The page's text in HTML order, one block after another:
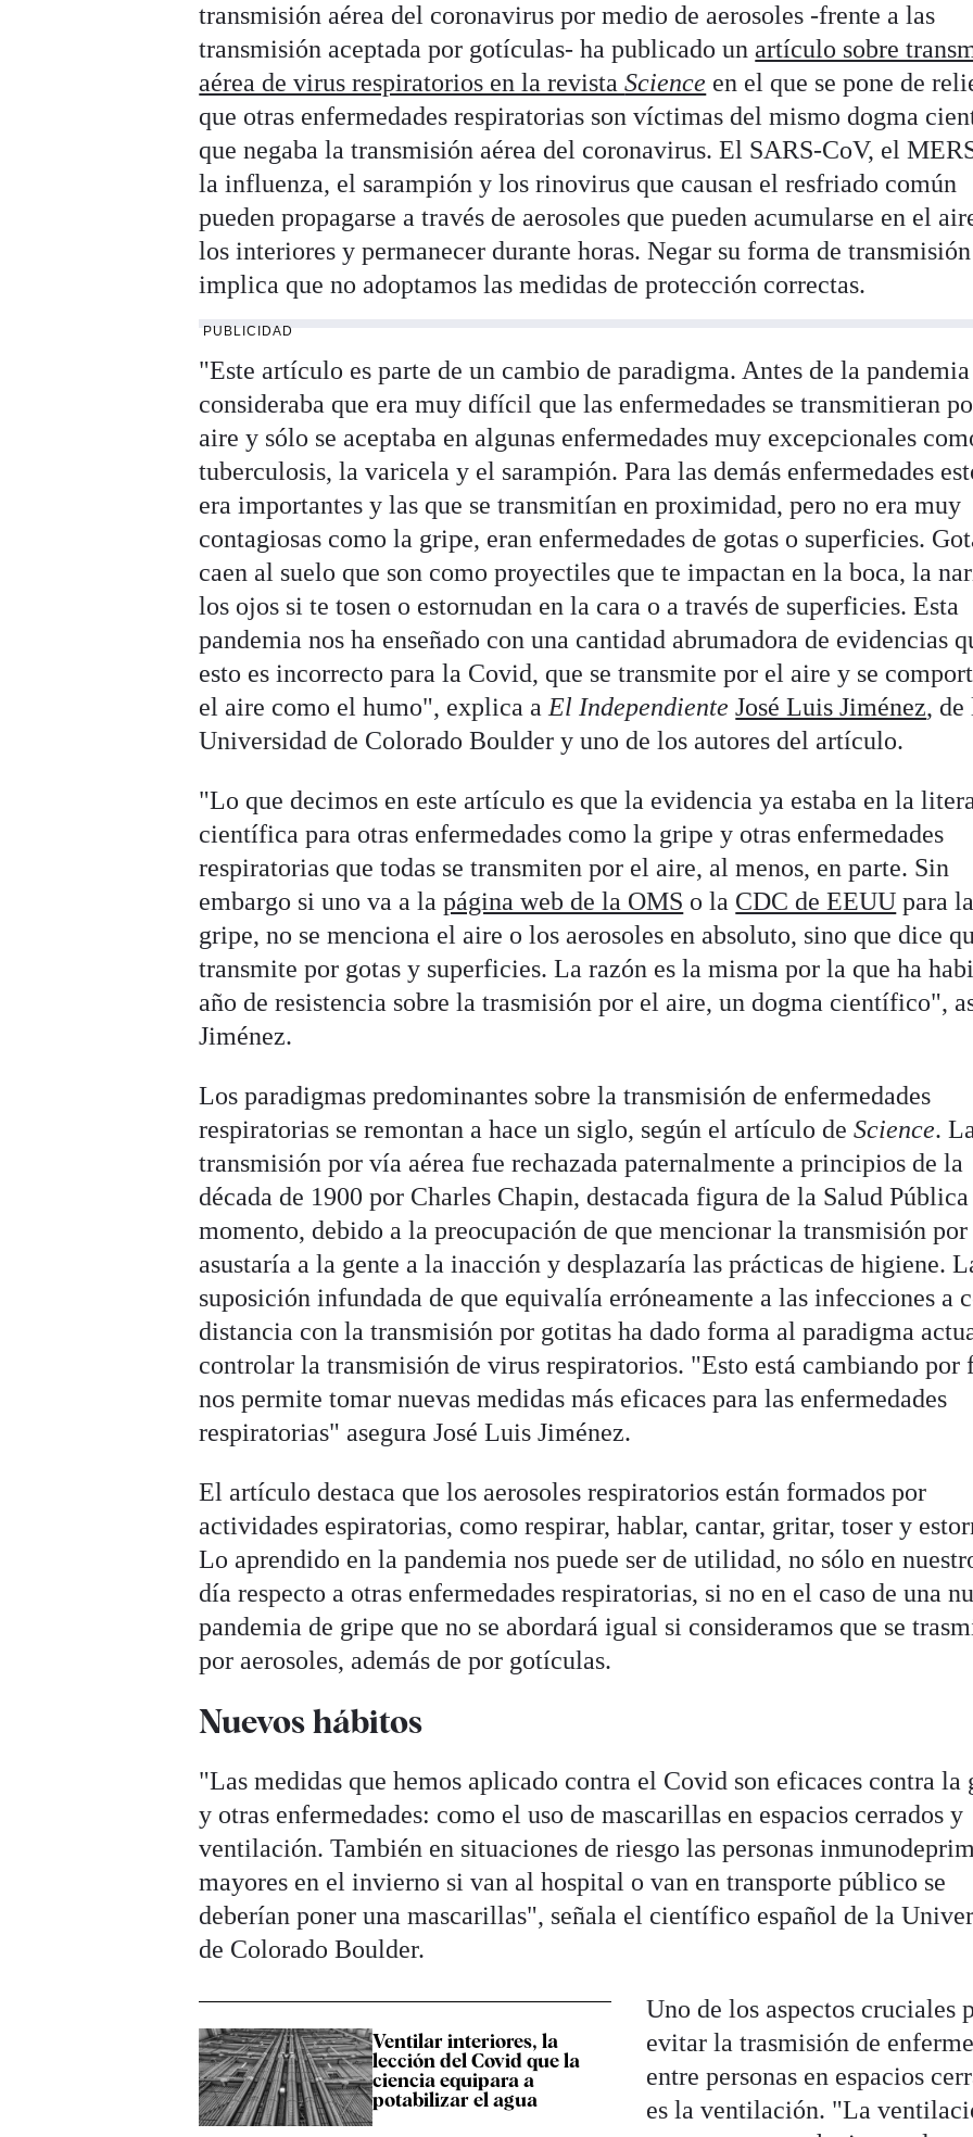
transmisión aérea del coronavirus por medio de aerosoles -frente a las
transmisión aceptada por gotículas- ha publicado un artículo sobre
aérea de virus respiratorios en la revistaScience en el que se pone de
que otras enfermedades respiratorias son víctimas del mismo dogma
que negaba la transmisión aérea del coronavirus. El SARS-CoV, el
la influenza, el sarampión y los rinovirus que causan el resfriado común
pueden propagarse a través de aerosoles que pueden acumularse en el
los interiores y permanecer durante horas. Negar su forma de transmisión
implica que no adoptamos las medidas de protección correctas.
PUBLICIDAD
"Este artículo es parte de un cambio de paradigma. Antes de la pandemia
consideraba que era muy difícil que las enfermedades se transmitieran
aire y sólo se aceptaba en algunas enfermedades muy excepcionales
tuberculosis, la varicela y el sarampión. Para las demás enfermedades
era importantes y las que se transmitían en proximidad, pero no era muy
contagiosas como la gripe, eran enfermedades de gotas o superficies.
caen al suelo que son como proyectiles que te impactan en la boca, la
los ojos si te tosen o estornudan en la cara o a través de superficies. Esta
pandemia nos ha enseñado con una cantidad abrumadora de evidencias
esto es incorrecto para la Covid, que se transmite por el aire y se
el aire como el humo", explica aEl Independiente José Luis Jiménez, de
Universidad de Colorado Boulder y uno de los autores del artículo.
"Lo que decimos en este artículo es que la evidencia ya estaba en la
científica para otras enfermedades como la gripe y otras enfermedades
respiratorias que todas se transmiten por el aire, al menos, en parte. Sin
embargo si uno va a lapágina web de la OMS o la CDC de EEUU para
gripe, no se menciona el aire o los aerosoles en absoluto, sino que dice
transmite por gotas y superficies. La razón es la misma por la que ha
año de resistencia sobre la trasmisión por el aire, un dogma científico",
Jiménez.
Los paradigmas predominantes sobre la transmisión de enfermedades
respiratorias se remontan a hace un siglo, según el artículo deScience.
transmisión por vía aérea fue rechazada paternalmente a principios de la
década de 1900 por Charles Chapin, destacada figura de la Salud
momento, debido a la preocupación de que mencionar la transmisión
asustaría a la gente a la inacción y desplazaría las prácticas de higiene.
suposición infundada de que equivalía erróneamente a las infecciones a
distancia con la transmisión por gotitas ha dado forma al paradigma
controlar la transmisión de virus respiratorios. "Esto está cambiando por
nos permite tomar nuevas medidas más eficaces para las enfermedades
respiratorias" asegura José Luis Jiménez.
El artículo destaca que los aerosoles respiratorios están formados por
actividades espiratorias, como respirar, hablar, cantar, gritar, toser y
Lo aprendido en la pandemia nos puede ser de utilidad, no sólo en
día respecto a otras enfermedades respiratorias, si no en el caso de una
pandemia de gripe que no se abordará igual si consideramos que se
por aerosoles, además de por gotículas.
Nuevos hábitos
"Las medidas que hemos aplicado contra el Covid son eficaces contra la
y otras enfermedades: como el uso de mascarillas en espacios cerrados y
ventilación. También en situaciones de riesgo las personas
mayores en el invierno si van al hospital o van en transporte público se
deberían poner una mascarillas", señala el científico español de la
de Colorado Boulder.
Ventilar interiores, la
lección del Covid que la
ciencia equipara a
potabilizar el agua
Uno de los aspectos cruciales
evitar la trasmisión de
entre personas en espacios
es la ventilación. "La